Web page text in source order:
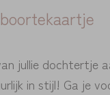
jullie dochtertje
in stijl! Ga je